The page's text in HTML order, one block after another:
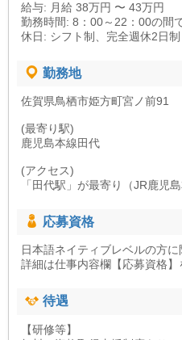
給与: 月給 38万円 〜 43万円
勤務時間: 8：00～22：00の間
休日: シフト制、完全週休2日制
勤務地
佐賀県鳥栖市姫方町宮ノ前91
(最寄り駅)
鹿児島本線田代
(アクセス)
「田代駅」が最寄り（JR鹿児
応募資格
日本語ネイティブレベルの方
詳細は仕事内容欄【応募資格
待遇
【研修等】